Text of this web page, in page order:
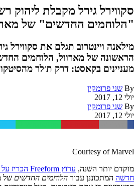
סקווירל גירל מקבלת ליהוק
"הלוחמים החדשים" של
מילאנה ויינטרוב תגלם את סקווירל
הראשונה של מארוול, הלוחמים
מעניינים בקאסט: דרק ת׳לר
By שני פרומקין
יולי 12, 2017
By שני פרומקין
יולי 12, 2017
Courtesy of Marvel
מוקדם יותר השנה, ערוץ הכריז על
חדשה המתכוננן עבור הלוחמים החדשים של